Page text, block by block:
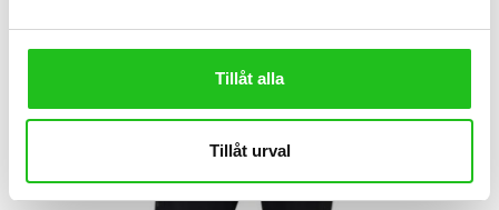
Tillåt alla
Tillåt urval